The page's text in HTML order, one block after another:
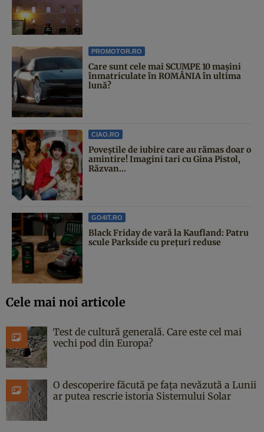
PROMOTOR.RO
Care sunt cele mai SCUMPE 10 mașini
înmatriculate în ROMÂNIA în ultima
lună?
CIAO.RO
Poveştile de iubire care au rămas doar o
amintire! Imagini tari cu Gina Pistol,
Răzvan...
GO4IT.RO
Black Friday de vară la Kaufland: Patru
scule Parkside cu prețuri reduse
Cele mai noi articole
Test de cultură generală. Care este cel mai
vechi pod din Europa?
O descoperire făcută pe fața nevăzută a Lunii
ar putea rescrie istoria Sistemului Solar